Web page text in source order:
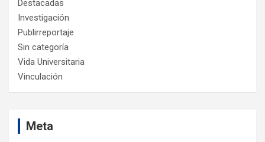
Destacadas
Investigación
Publirreportaje
Sin categoría
Vida Universitaria
Vinculación
Meta